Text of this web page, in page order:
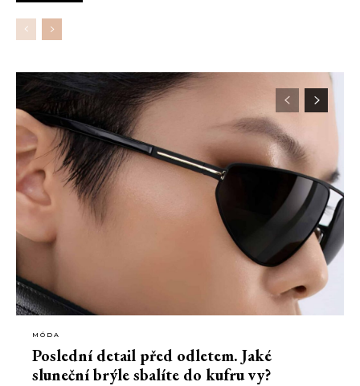
MÓDA
Poslední detail před odletem. Jaké
sluneční brýle sbalíte do kufru vy?